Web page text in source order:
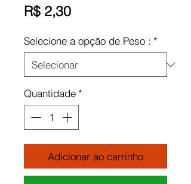
R$ 2,30Preço
Selecione a opção de Peso : *
Quantidade *
Adicionar ao carrinho